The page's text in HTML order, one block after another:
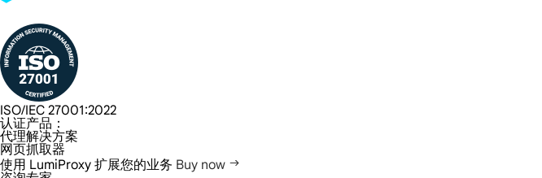
ISO/IEC 27001:2022
认证产品：
代理解决方案
网页抓取器
使用 LumiProxy 扩展您的业务 Buy now